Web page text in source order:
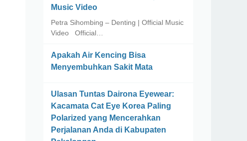
Music Video
Petra Sihombing – Denting | Official Music
Video Official…
Apakah Air Kencing Bisa
Menyembuhkan Sakit Mata
Ulasan Tuntas Dairona Eyewear:
Kacamata Cat Eye Korea Paling
Polarized yang Mencerahkan
Perjalanan Anda di Kabupaten